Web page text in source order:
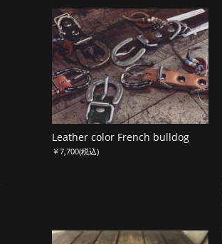
Leather color French bulldog
￥7,700(税込)